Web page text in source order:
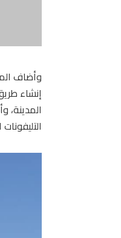
وأضاف
إنشاء